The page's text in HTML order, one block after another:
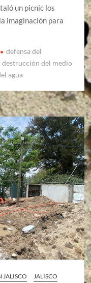
un picnic los
imaginación para
defensa del
destrucción del medio
agua
JALISCO
JALISCO